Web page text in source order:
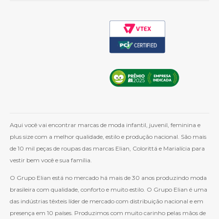
Aqui você vai encontrar marcas de moda infantil, juvenil, feminina e
plus size com a melhor qualidade, estilo e produção nacional. São mais
de 10 mil peças de roupas das marcas Elian, Colorittá e Marialícia para
vestir bem você e sua família.
O Grupo Elian está no mercado há mais de 30 anos produzindo moda
brasileira com qualidade, conforto e muito estilo. O Grupo Elian é uma
das indústrias têxteis líder de mercado com distribuição nacional e em
presença em 10 países. Produzimos com muito carinho pelas mãos de